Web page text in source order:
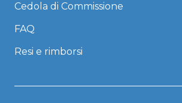
Cedola di Commissione
FAQ
Resi e rimborsi